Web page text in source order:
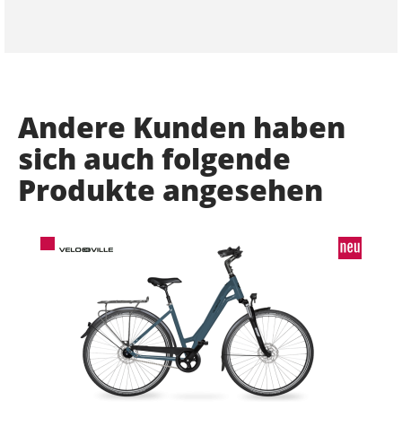
48341 Altenberge,
E-Mail: info@keyed.de
Andere Kunden haben
sich auch folgende
Produkte angesehen